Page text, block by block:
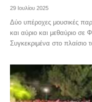
29 Ιουλίου 2025
Δύο υπέροχες μουσικές
και αύριο και μεθαύριο σε
Συγκεκριμένα στο